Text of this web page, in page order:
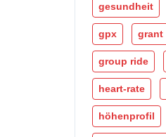
gesundheit
gpx grant
group ride
heart-rate
höhenprofil